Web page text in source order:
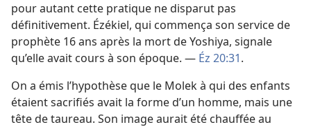
pour autant cette pratique ne disparut pas
définitivement. Ézékiel, qui commença son service de
prophète 16 ans après la mort de Yoshiya, signale
qu’elle avait cours à son époque. — Éz 20:31.
On a émis l’hypothèse que le Molek à qui des enfants
étaient sacrifiés avait la forme d’un homme, mais une
tête de taureau. Son image aurait été chauffée au